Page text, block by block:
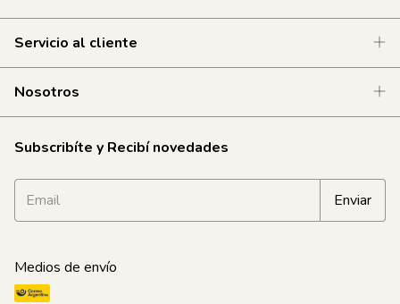
Servicio al cliente
Nosotros
Subscribíte y Recibí novedades
Medios de envío